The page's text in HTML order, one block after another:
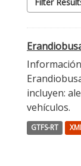
incluyen:
vehículos.
GTFS-RT